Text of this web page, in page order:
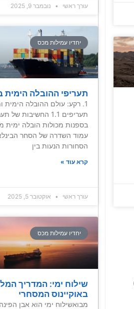
עורך ראשי נובמבר 9, 2025
יחדיו עמילות מכס
תעריפי ההובלה
1. רקע: עולם ההובלה הימית
תעריפים 1.1 החשיבות
בספנות מכולות הובלה ימית
עמוד השדרה של הסחר
הסחורות הנעות בין
קרא עוד »
עורך ראשי אוקטובר 5, 2025
יחדיו עמילות מכס
שילוח ימי: המדריך
באוקיינוס המסחרי
מבואשילוח ימי הוא אבן